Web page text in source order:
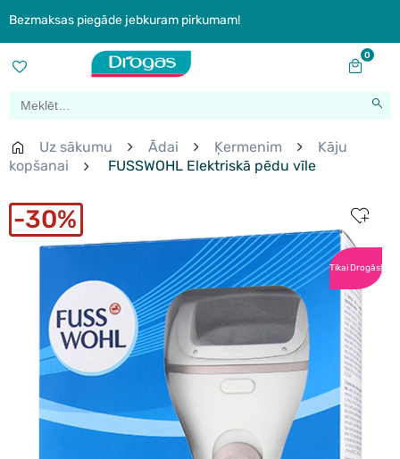
Bezmaksas piegāde jebkuram pirkumam!
0
Uz sākumu Ādai Ķermenim
Kāju
kopšanai
FUSSWOHL Elektriskā pēdu vīle
30%
Tikai Drogās!